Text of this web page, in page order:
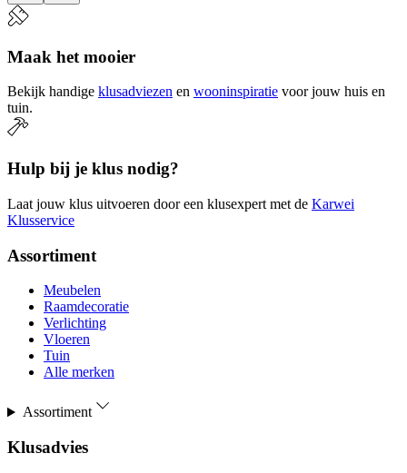
Maak het mooier
Bekijk handige klusadviezen en wooninspiratie voor jouw huis en
tuin.
Hulp bij je klus nodig?
Laat jouw klus uitvoeren door een klusexpert met de Karwei
Klusservice
Assortiment
Meubelen
Raamdecoratie
Verlichting
Vloeren
Tuin
Alle merken
Assortiment
Klusadvies